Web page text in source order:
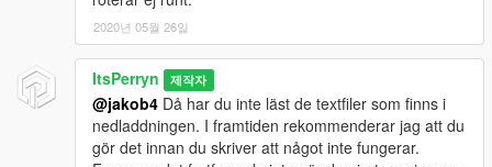
2020년 05월 26일
ItsPerryn 제작자
@jakob4 Då har du inte läst de textfiler som finns i
nedladdningen. I framtiden rekommenderar jag att du
gör det innan du skriver att något inte fungerar.